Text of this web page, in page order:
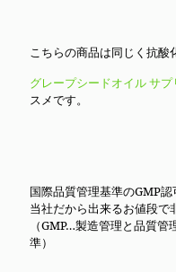
こちらの商品は同じく抗酸
グレープシードオイル サプ
スメです。
国際品質管理基準のGMP認
当社だから出来るお値段で
（GMP…製造管理と品質
準）